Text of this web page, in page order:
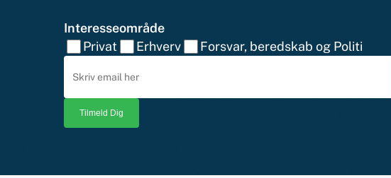
Interesseområde
Privat
Erhverv Forsvar, beredskab og Politi